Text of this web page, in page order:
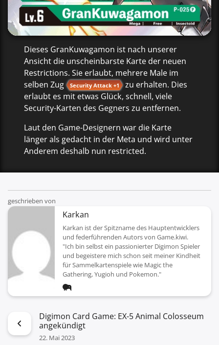
Dieses GranKuwagamon ist nach unserer
Ansicht die unscheinbarste Karte der neuen
Restrictions. Sie erlaubt, mehrere Male im
selben Zug Security Attack +1 zu erhalten. Dies
erlaubt es mit etwas Glück, schnell, viele
Security-Karten des Gegners zu entfernen.
Laut den Game-Designern war die Karte
länger als gedacht in der Meta und wird unter
Anderem deshalb nun restricted.
geschrieben von
Karkan
Karkan ist der Spitzname des Hauptentwicklers
und federführenden Autors von Game.kiwi.
"Ich bin selbst ein passionierter Digimon Spieler
und begeistere mich schon seit meiner Kindheit
für Sammelkartenspiele wie Magic the
Gathering, Yugioh und Pokemon."
Digimon Card Game: EX-5 Animal Colosseum
angekündigt
22. Mai 2023